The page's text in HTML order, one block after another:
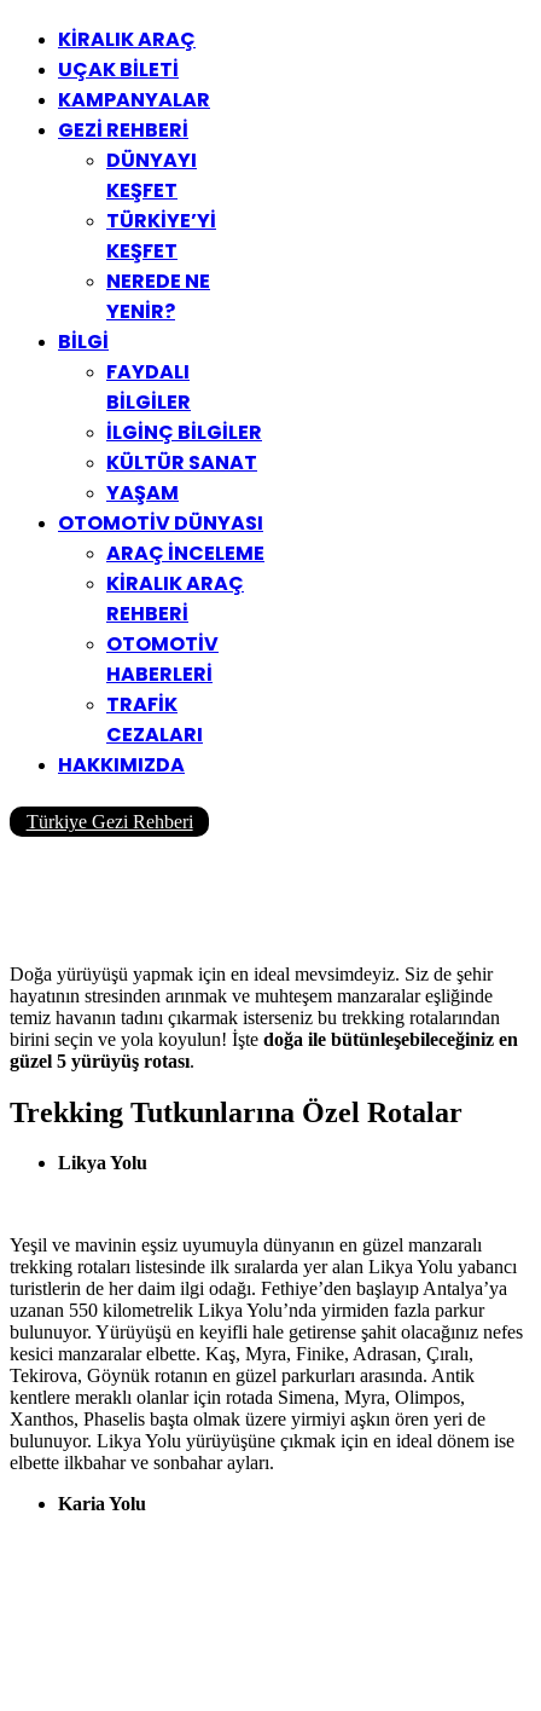
KİRALIK ARAÇ
UÇAK BİLETİ
KAMPANYALAR
GEZİ REHBERİ
DÜNYAYI
KEŞFET
TÜRKİYE’Yİ
KEŞFET
NEREDE NE
YENİR?
BİLGİ
FAYDALI
BİLGİLER
İLGİNÇ BİLGİLER
KÜLTÜR SANAT
YAŞAM
OTOMOTİV DÜNYASI
ARAÇ İNCELEME
KİRALIK ARAÇ
REHBERİ
OTOMOTİV
HABERLERİ
TRAFİK
CEZALARI
HAKKIMIZDA
Türkiye Gezi Rehberi
Doğa yürüyüşü yapmak için en ideal mevsimdeyiz. Siz de şehir
hayatının stresinden arınmak ve muhteşem manzaralar eşliğinde
temiz havanın tadını çıkarmak isterseniz bu trekking rotalarından
birini seçin ve yola koyulun! İşte doğa ile bütünleşebileceğiniz en
güzel 5 yürüyüş rotası.
Trekking Tutkunlarına Özel Rotalar
Likya Yolu
Yeşil ve mavinin eşsiz uyumuyla dünyanın en güzel manzaralı
trekking rotaları listesinde ilk sıralarda yer alan Likya Yolu yabancı
turistlerin de her daim ilgi odağı. Fethiye’den başlayıp Antalya’ya
uzanan 550 kilometrelik Likya Yolu’nda yirmiden fazla parkur
bulunuyor. Yürüyüşü en keyifli hale getirense şahit olacağınız nefes
kesici manzaralar elbette. Kaş, Myra, Finike, Adrasan, Çıralı,
Tekirova, Göynük rotanın en güzel parkurları arasında. Antik
kentlere meraklı olanlar için rotada Simena, Myra, Olimpos,
Xanthos, Phaselis başta olmak üzere yirmiyi aşkın ören yeri de
bulunuyor. Likya Yolu yürüyüşüne çıkmak için en ideal dönem ise
elbette ilkbahar ve sonbahar ayları.
Karia Yolu